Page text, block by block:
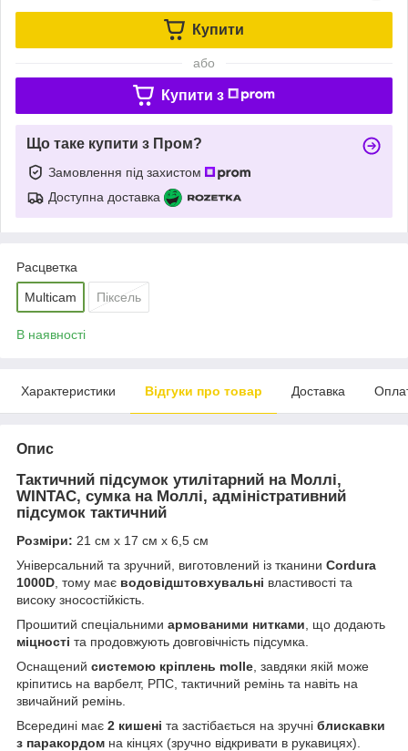
Купити
або
Купити з
Що таке купити з Пром?
Замовлення під захистом
Доступна доставка
Расцветка
Multicam Піксель
В наявності
Характеристики Відгуки про товар Доставка
Опис
Тактичний підсумок утилітарний на Моллі,
WINTAC, сумка на Моллі, адміністративний
підсумок тактичний
Розміри: 21 см х 17 см х 6,5 см
Універсальний та зручний, виготовлений із тканини Cordura
1000D , тому має водовідштовхувальні властивості та
високу зносостійкість.
Прошитий спеціальними армованими нитками , що додають
міцності та продовжують довговічність підсумка.
Оснащений системою кріплень molle , завдяки якій може
кріпитись на варбелт, РПС, тактичний ремінь та навіть на
звичайний ремінь.
Всередині має 2 кишені та застібається на зручні блискавки
з паракордом на кінцях (зручно відкривати в рукавицях).